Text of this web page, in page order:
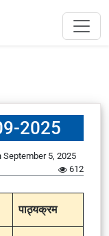
2025
September 5, 2025
612
पाठ्यक्रम